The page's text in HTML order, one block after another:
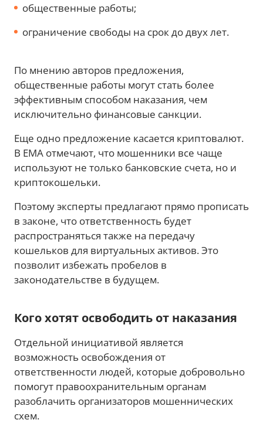
общественные работы;
ограничение свободы на срок до двух лет.
По мнению авторов предложения,
общественные работы могут стать более
эффективным способом наказания, чем
исключительно финансовые санкции.
Еще одно предложение касается криптовалют.
В ЕМА отмечают, что мошенники все чаще
используют не только банковские счета, но и
криптокошельки.
Поэтому эксперты предлагают прямо прописать
в законе, что ответственность будет
распространяться также на передачу
кошельков для виртуальных активов. Это
позволит избежать пробелов в
законодательстве в будущем.
Кого хотят освободить от наказания
Отдельной инициативой является
возможность освобождения от
ответственности людей, которые добровольно
помогут правоохранительным органам
разоблачить организаторов мошеннических
схем.